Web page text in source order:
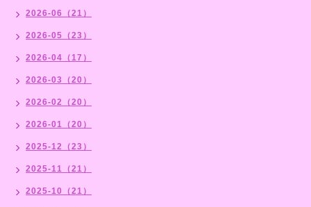
2026-06（21）
2026-05（23）
2026-04（17）
2026-03（20）
2026-02（20）
2026-01（20）
2025-12（23）
2025-11（21）
2025-10（21）